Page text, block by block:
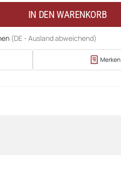
IN DEN WARENKORB
(DE - Ausland abweichend)
Merken